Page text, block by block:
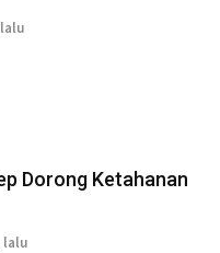
Dorong Ketahanan
lalu